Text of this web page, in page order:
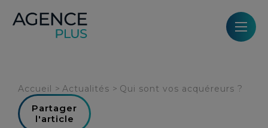
Accueil > Actualités > Qui sont vos acquéreurs ?
Partager
l'article